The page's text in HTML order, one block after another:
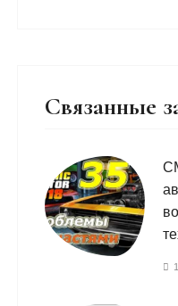
Связанные